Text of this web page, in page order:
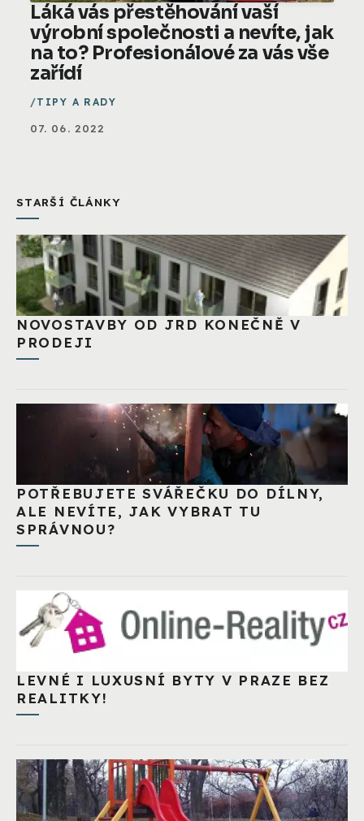
Láká vás přestěhování vaší
výrobní společnosti a nevíte, jak
na to? Profesionálové za vás vše
zařídí
TIPY A RADY
07. 06. 2022
STARŠÍ ČLÁNKY
NOVOSTAVBY OD JRD KONEČNĚ V
PRODEJI
POTŘEBUJETE SVÁŘEČKU DO DÍLNY,
ALE NEVÍTE, JAK VYBRAT TU
SPRÁVNOU?
LEVNÉ I LUXUSNÍ BYTY V PRAZE BEZ
REALITKY!